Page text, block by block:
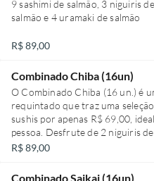
R$ 69,00.
de siciliano, 1 baterá de salmão,
salmão, 2 hot roll Filadélfia, e 2
para verdadeiros apreciadores
9 sashimi de salmão, 3 niguiris
salmão e 4 uramaki de salmão
R$ 89,00
Combinado Chiba (16un)
O Combinado Chiba (16 un.) é
requintado que traz uma
sushis por apenas R$ 69,00,
pessoa. Desfrute de 2 niguiris
suculentos, 2 niguiris de salmão
combinação inovadora de 2 jyos
R$ 89,00
Combinado Saikai (16un)